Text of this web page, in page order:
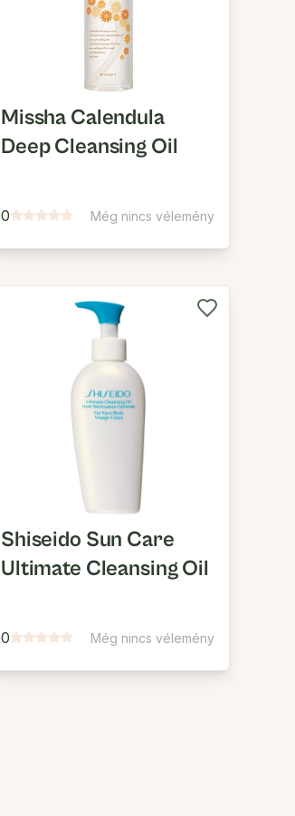
Missha Calendula
Deep Cleansing Oil
0 Még nincs vélemény
Shiseido Sun Care
Ultimate Cleansing Oil
0 Még nincs vélemény